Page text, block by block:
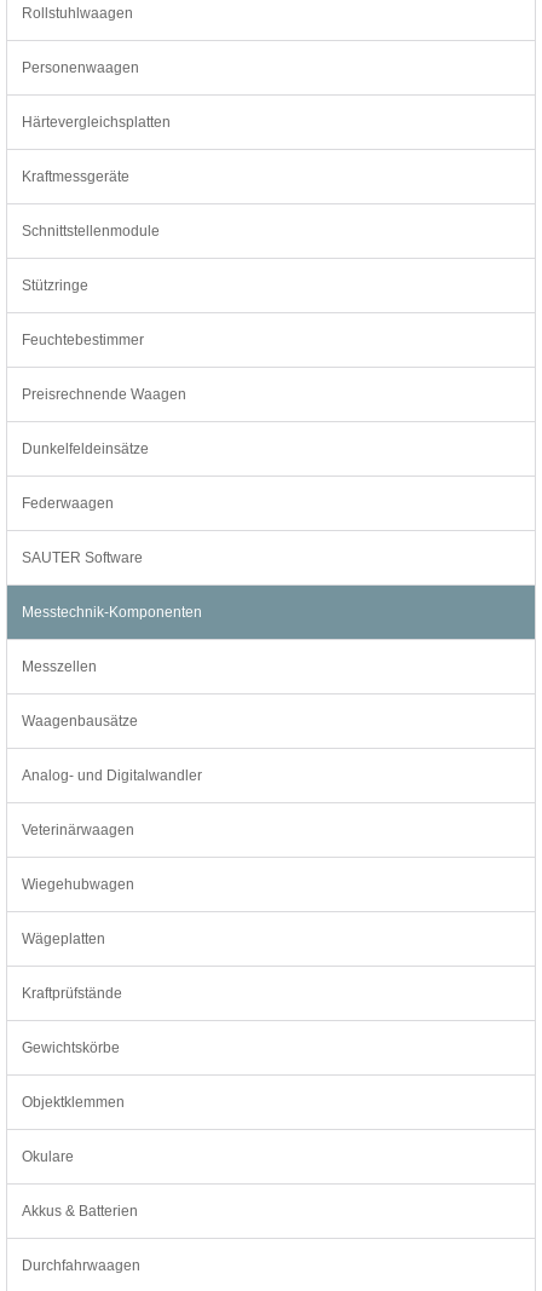
Rollstuhlwaagen
Personenwaagen
Härtevergleichsplatten
Kraftmessgeräte
Schnittstellenmodule
Stützringe
Feuchtebestimmer
Preisrechnende Waagen
Dunkelfeldeinsätze
Federwaagen
SAUTER Software
Messtechnik-Komponenten
Messzellen
Waagenbausätze
Analog- und Digitalwandler
Veterinärwaagen
Wiegehubwagen
Wägeplatten
Kraftprüfstände
Gewichtskörbe
Objektklemmen
Okulare
Akkus & Batterien
Durchfahrwaagen